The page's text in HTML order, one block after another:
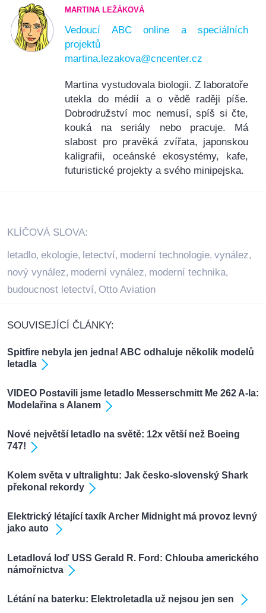
MARTINA LEŽÁKOVÁ
Vedoucí ABC online a speciálních
projektů
martina.lezakova@cncenter.cz
Martina vystudovala biologii. Z laboratoře
utekla do médií a o vědě raději píše.
Dobrodružství moc nemusí, spíš si čte,
kouká na seriály nebo pracuje. Má
slabost pro pravěká zvířata, japonskou
kaligrafii, oceánské ekosystémy, kafe,
futuristické projekty a svého minipejska.
KLÍČOVÁ SLOVA:
letadlo, ekologie, letectví, moderní technologie, vynález,
nový vynález, moderní vynález, moderní technika,
budoucnost letectví, Otto Aviation
SOUVISEJÍCÍ ČLÁNKY:
Spitfire nebyla jen jedna! ABC odhaluje několik modelů
letadla
VIDEO Postavili jsme letadlo Messerschmitt Me 262 A-la:
Modelařina s Alanem
Nové největší letadlo na světě: 12x větší než Boeing
747!
Kolem světa v ultralightu: Jak česko-slovenský Shark
překonal rekordy
Elektrický létající taxík Archer Midnight má provoz levný
jako auto
Letadlová loď USS Gerald R. Ford: Chlouba amerického
námořnictva
Létání na baterku: Elektroletadla už nejsou jen sen